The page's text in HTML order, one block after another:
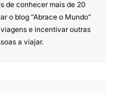
de conhecer mais de 20
o blog “Abrace o Mundo”
e incentivar outras
a viajar.